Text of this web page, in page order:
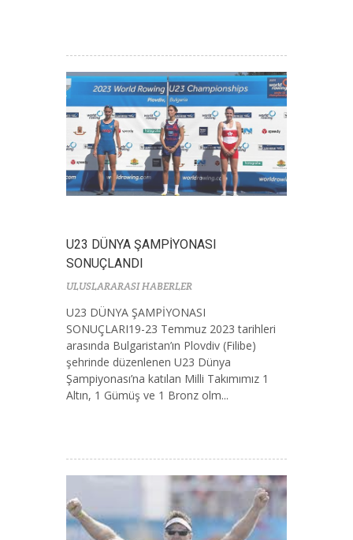
U23 DÜNYA ŞAMPİYONASI
SONUÇLANDI
ULUSLARARASI HABERLER
U23 DÜNYA ŞAMPİYONASI
SONUÇLARI19-23 Temmuz 2023 tarihleri
arasında Bulgaristan’ın Plovdiv (Filibe)
şehrinde düzenlenen U23 Dünya
Şampiyonası’na katılan Milli Takımımız 1
Altın, 1 Gümüş ve 1 Bronz olm...